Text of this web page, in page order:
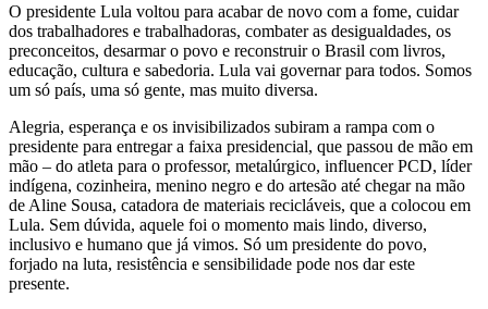
O presidente Lula voltou para acabar de novo com a fome, cuidar
dos trabalhadores e trabalhadoras, combater as desigualdades, os
preconceitos, desarmar o povo e reconstruir o Brasil com livros,
educação, cultura e sabedoria. Lula vai governar para todos. Somos
um só país, uma só gente, mas muito diversa.
Alegria, esperança e os invisibilizados subiram a rampa com o
presidente para entregar a faixa presidencial, que passou de mão em
mão – do atleta para o professor, metalúrgico, influencer PCD, líder
indígena, cozinheira, menino negro e do artesão até chegar na mão
de Aline Sousa, catadora de materiais recicláveis, que a colocou em
Lula. Sem dúvida, aquele foi o momento mais lindo, diverso,
inclusivo e humano que já vimos. Só um presidente do povo,
forjado na luta, resistência e sensibilidade pode nos dar este
presente.